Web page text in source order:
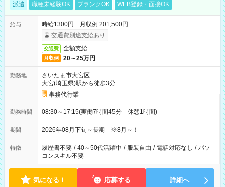
派遣 職種未経験OK ブランクOK WEB登録・面接OK
給与
時給1300円 月収例 201,500円
交通費別途支給あり
交通費 全額支給
月収例 20～25万円
勤務地
さいたま市大宮区
大宮(埼玉県)駅から徒歩3分
事務代行業
勤務時間 08:30～17:15(実働7時間45分 休憩1時間)
期間 2026年08月下旬～長期 ※8月～！
特徴 履歴書不要 / 40～50代活躍中 / 服装自由 / 電話対応なし / パソ
コンスキル不要
気になる！ 応募する 詳細へ